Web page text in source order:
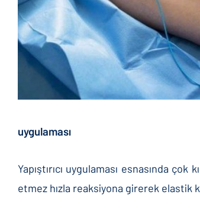
uygulaması
Yapıştırıcı uygulaması esnasında
etmez hızla reaksiyona girerek elastik